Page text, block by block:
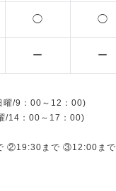
◯ ◯
ー ー
曜/9：00～12：00)
/14：00～17：00)
②19:30まで ③12:00まで